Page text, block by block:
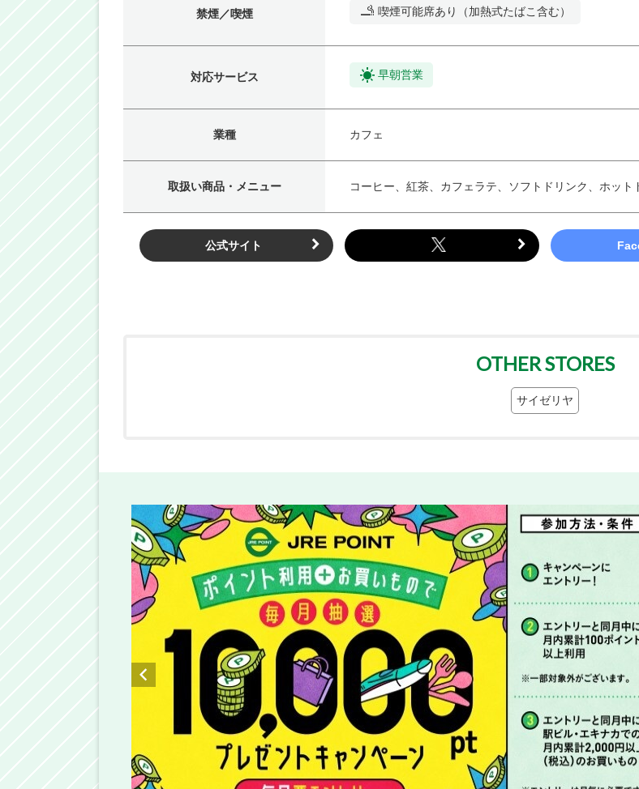
禁煙／喫煙 喫煙可能席あり（加熱式たばこ含む）
対応サービス 早朝営業
業種 カフェ
取扱い商品・メニュー コーヒー、紅茶、カフェラテ、ソフトドリンク、ホッ
公式サイト
OTHER STORES
サイゼリヤ